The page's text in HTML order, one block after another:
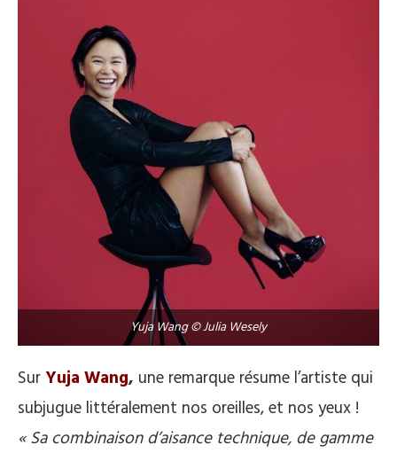
Yuja Wang © Julia Wesely
SurYuja Wang, une remarque résume l’artiste qui
subjugue littéralement nos oreilles, et nos yeux !
« Sa combinaison d’aisance technique, de gamme